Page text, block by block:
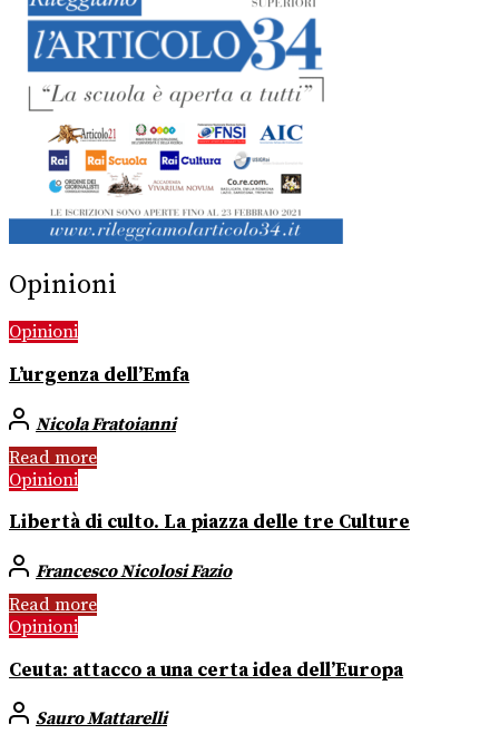
Opinioni
Opinioni
L’urgenza dell’Emfa
Nicola Fratoianni
Read more
Opinioni
Libertà di culto. La piazza delle tre Culture
Francesco Nicolosi Fazio
Read more
Opinioni
Ceuta: attacco a una certa idea dell’Europa
Sauro Mattarelli